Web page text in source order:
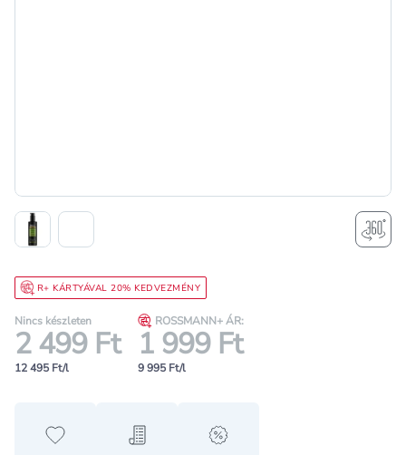
R+ KÁRTYÁVAL 20% KEDVEZMÉNY
Nincs készleten
2 499 Ft
12 495 Ft/l
ROSSMANN+ ÁR:
1 999 Ft
9 995 Ft/l
Hozzáadás a kedvencekhez
Hozzáadás a bevásárló listához
alert when on sale